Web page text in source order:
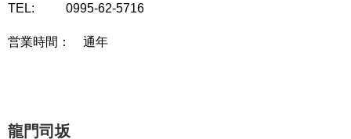
TEL: 0995-62-5716
営業時間： 通年
龍門司坂